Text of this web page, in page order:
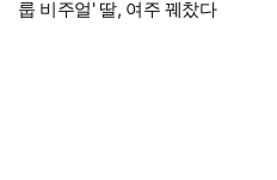
룹 비주얼' 딸, 여주 꿰찼다